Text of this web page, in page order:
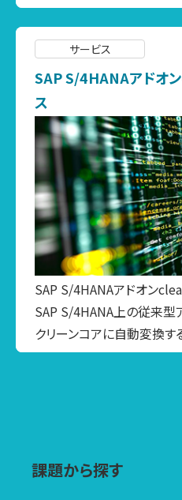
SAP S/4HANAアドオ
ス
サービス
SAP S/4HANAアドオン
SAP S/4HANA上の従来型
クリーンコアに自動変換す
課題から探す